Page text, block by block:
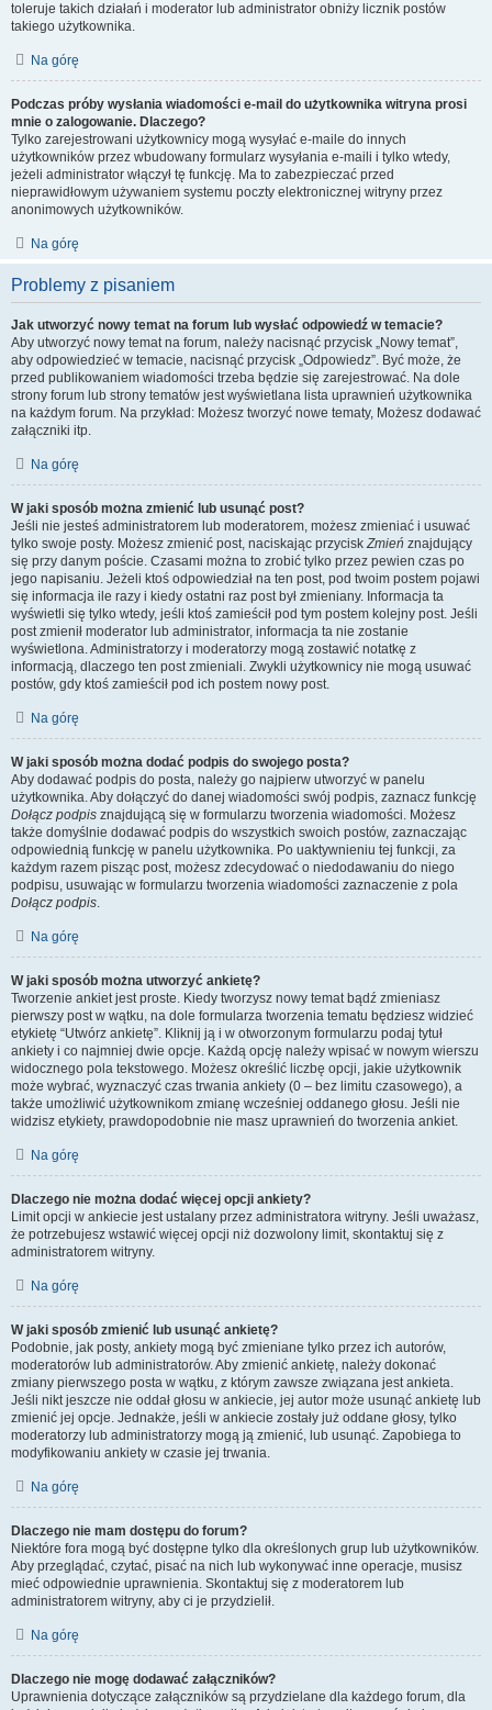
toleruje takich działań i moderator lub administrator obniży licznik postów
takiego użytkownika.
Na górę
Podczas próby wysłania wiadomości e-mail do użytkownika witryna prosi
mnie o zalogowanie. Dlaczego?
Tylko zarejestrowani użytkownicy mogą wysyłać e-maile do innych
użytkowników przez wbudowany formularz wysyłania e-maili i tylko wtedy,
jeżeli administrator włączył tę funkcję. Ma to zabezpieczać przed
nieprawidłowym używaniem systemu poczty elektronicznej witryny przez
anonimowych użytkowników.
Na górę
Problemy z pisaniem
Jak utworzyć nowy temat na forum lub wysłać odpowiedź w temacie?
Aby utworzyć nowy temat na forum, należy nacisnąć przycisk „Nowy temat”,
aby odpowiedzieć w temacie, nacisnąć przycisk „Odpowiedz”. Być może, że
przed publikowaniem wiadomości trzeba będzie się zarejestrować. Na dole
strony forum lub strony tematów jest wyświetlana lista uprawnień użytkownika
na każdym forum. Na przykład: Możesz tworzyć nowe tematy, Możesz dodawać
załączniki itp.
Na górę
W jaki sposób można zmienić lub usunąć post?
Jeśli nie jesteś administratorem lub moderatorem, możesz zmieniać i usuwać
tylko swoje posty. Możesz zmienić post, naciskając przyciskZmień znajdujący
się przy danym poście. Czasami można to zrobić tylko przez pewien czas po
jego napisaniu. Jeżeli ktoś odpowiedział na ten post, pod twoim postem pojawi
się informacja ile razy i kiedy ostatni raz post był zmieniany. Informacja ta
wyświetli się tylko wtedy, jeśli ktoś zamieścił pod tym postem kolejny post. Jeśli
post zmienił moderator lub administrator, informacja ta nie zostanie
wyświetlona. Administratorzy i moderatorzy mogą zostawić notatkę z
informacją, dlaczego ten post zmieniali. Zwykli użytkownicy nie mogą usuwać
postów, gdy ktoś zamieścił pod ich postem nowy post.
Na górę
W jaki sposób można dodać podpis do swojego posta?
Aby dodawać podpis do posta, należy go najpierw utworzyć w panelu
użytkownika. Aby dołączyć do danej wiadomości swój podpis, zaznacz funkcję
Dołącz podpis znajdującą się w formularzu tworzenia wiadomości. Możesz
także domyślnie dodawać podpis do wszystkich swoich postów, zaznaczając
odpowiednią funkcję w panelu użytkownika. Po uaktywnieniu tej funkcji, za
każdym razem pisząc post, możesz zdecydować o niedodawaniu do niego
podpisu, usuwając w formularzu tworzenia wiadomości zaznaczenie z pola
Dołącz podpis.
Na górę
W jaki sposób można utworzyć ankietę?
Tworzenie ankiet jest proste. Kiedy tworzysz nowy temat bądź zmieniasz
pierwszy post w wątku, na dole formularza tworzenia tematu będziesz widzieć
etykietę “Utwórz ankietę”. Kliknij ją i w otworzonym formularzu podaj tytuł
ankiety i co najmniej dwie opcje. Każdą opcję należy wpisać w nowym wierszu
widocznego pola tekstowego. Możesz określić liczbę opcji, jakie użytkownik
może wybrać, wyznaczyć czas trwania ankiety (0 – bez limitu czasowego), a
także umożliwić użytkownikom zmianę wcześniej oddanego głosu. Jeśli nie
widzisz etykiety, prawdopodobnie nie masz uprawnień do tworzenia ankiet.
Na górę
Dlaczego nie można dodać więcej opcji ankiety?
Limit opcji w ankiecie jest ustalany przez administratora witryny. Jeśli uważasz,
że potrzebujesz wstawić więcej opcji niż dozwolony limit, skontaktuj się z
administratorem witryny.
Na górę
W jaki sposób zmienić lub usunąć ankietę?
Podobnie, jak posty, ankiety mogą być zmieniane tylko przez ich autorów,
moderatorów lub administratorów. Aby zmienić ankietę, należy dokonać
zmiany pierwszego posta w wątku, z którym zawsze związana jest ankieta.
Jeśli nikt jeszcze nie oddał głosu w ankiecie, jej autor może usunąć ankietę lub
zmienić jej opcje. Jednakże, jeśli w ankiecie zostały już oddane głosy, tylko
moderatorzy lub administratorzy mogą ją zmienić, lub usunąć. Zapobiega to
modyfikowaniu ankiety w czasie jej trwania.
Na górę
Dlaczego nie mam dostępu do forum?
Niektóre fora mogą być dostępne tylko dla określonych grup lub użytkowników.
Aby przeglądać, czytać, pisać na nich lub wykonywać inne operacje, musisz
mieć odpowiednie uprawnienia. Skontaktuj się z moderatorem lub
administratorem witryny, aby ci je przydzielił.
Na górę
Dlaczego nie mogę dodawać załączników?
Uprawnienia dotyczące załączników są przydzielane dla każdego forum, dla